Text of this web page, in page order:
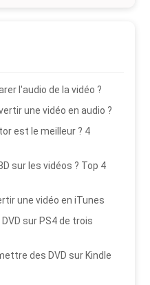
l'audio de la vidéo ?
une vidéo en audio ?
est le meilleur ? 4
sur les vidéos ? Top 4
une vidéo en iTunes
sur PS4 de trois
des DVD sur Kindle